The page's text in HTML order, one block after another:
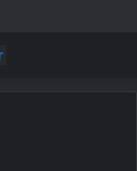
özel af yok